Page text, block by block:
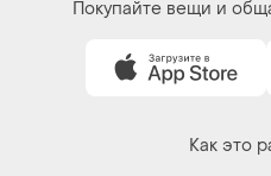
Покупайте вещи и
Как это